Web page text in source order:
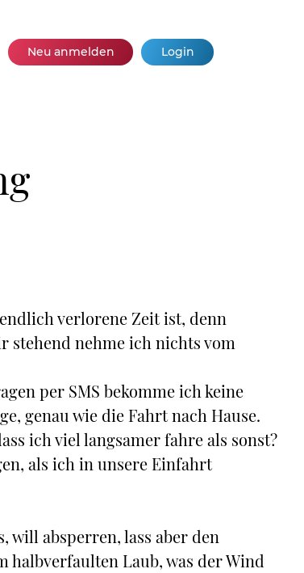
Neu anmelden Login
verlorene Zeit ist, denn
stehend nehme ich nichts vom
per SMS bekomme ich keine
genau wie die Fahrt nach Hause.
ich viel langsamer fahre als sonst?
als ich in unsere Einfahrt
will absperren, lass aber den
halbverfaulten Laub, was der Wind